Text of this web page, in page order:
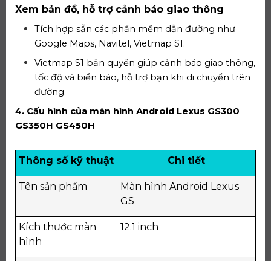
Xem bản đồ, hỗ trợ cảnh báo giao thông
Tích hợp sẵn các phần mềm dẫn đường như
Google Maps, Navitel, Vietmap S1.
Vietmap S1 bản quyền giúp cảnh báo giao thông,
tốc độ và biển báo, hỗ trợ bạn khi di chuyển trên
đường.
4. Cấu hình của màn hình Android Lexus GS300
GS350H GS450H
Thông số kỹ thuật Chi tiết
Tên sản phẩm
Màn hình Android Lexus
GS
Kích thước màn
hình
12.1 inch